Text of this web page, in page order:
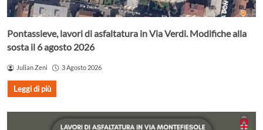
Pontassieve, lavori di asfaltatura in Via Verdi. Modifiche alla
sosta il 6 agosto 2026
Julian Zeni 3 Agosto 2026
Leggi di più